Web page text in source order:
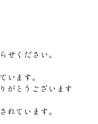
せください。
います。
がとうございます
れています。